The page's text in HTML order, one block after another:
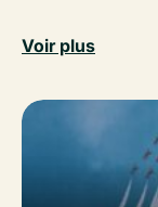
Voir plus